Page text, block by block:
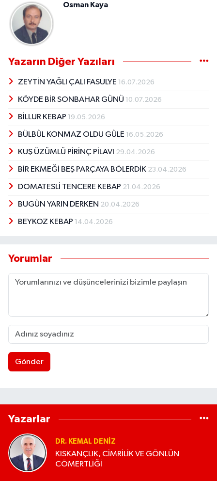
Osman Kaya
Yazarın Diğer Yazıları
ZEYTİN YAĞLI ÇALI FASULYE 16.07.2026
KÖYDE BİR SONBAHAR GÜNÜ 10.07.2026
BİLLUR KEBAP 19.05.2026
BÜLBÜL KONMAZ OLDU GÜLE 16.05.2026
KUŞ ÜZÜMLÜ PİRİNÇ PİLAVI 29.04.2026
BİR EKMEĞİ BEŞ PARÇAYA BÖLERDİK 23.04.2026
DOMATESLİ TENCERE KEBAP 21.04.2026
BUGÜN YARIN DERKEN 20.04.2026
BEYKOZ KEBAP 14.04.2026
Yorumlar
Gönder
Yazarlar
DR. KEMAL DENIZ
KISKANÇLIK, CİMRİLİK VE GÖNLÜN
CÖMERTLİĞİ